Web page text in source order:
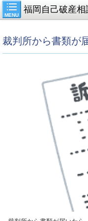
MENU
福岡自己破産相
裁判所から書類が